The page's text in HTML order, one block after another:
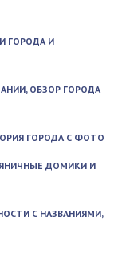
ГОРОДА И
ОБЗОР ГОРОДА
ГОРОДА С ФОТО
ДОМИКИ И
С НАЗВАНИЯМИ,